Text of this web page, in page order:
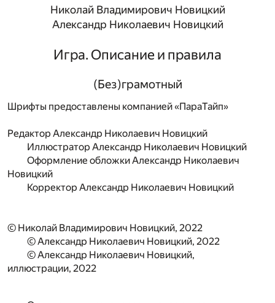
Николай Владимирович Новицкий
Александр Николаевич Новицкий
Игра. Описание и правила
(Без)грамотный
Шрифты предоставлены компанией «ПараТайп»
Редактор Александр Николаевич Новицкий
Иллюстратор Александр Николаевич Новицкий
Оформление обложкиАлександр Николаевич
Новицкий
Корректор Александр Николаевич Новицкий
© Николай Владимирович Новицкий, 2022
© Александр Николаевич Новицкий, 2022
© Александр Николаевич Новицкий,
иллюстрации, 2022